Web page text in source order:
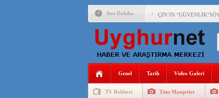
Son Dakika ÇİN’İN
ANAHTAR PARTİ
ÇİN’İN DOĞU
Genel Tarih Video Galeri
TV Rehberi Tüm Manşetler